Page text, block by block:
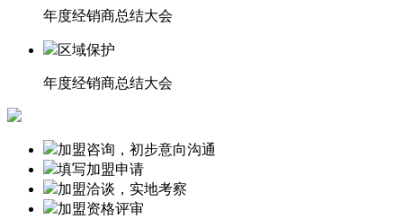
年度经销商总结大会
区域保护
年度经销商总结大会
加盟咨询，初步意向沟通
填写加盟申请
加盟洽谈，实地考察
加盟资格评审